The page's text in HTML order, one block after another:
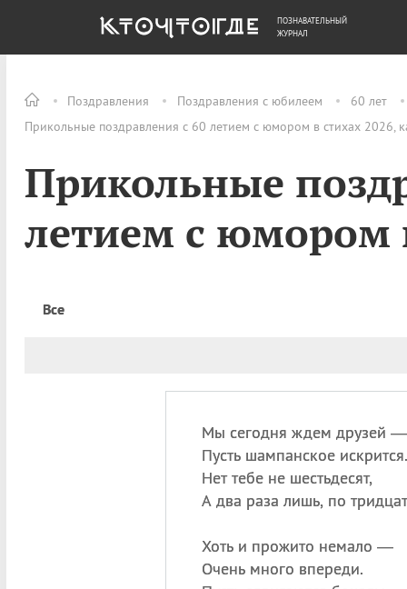
Поздравления Поздравления с юбилеем
60 лет
Прикольные поздравления с 60 летием с юмором в стихах 2026,
Прикольные
летием с юмором
Все
Мы сегодня ждем друзей —
Пусть шампанское искрится.
Нет тебе не шестьдесят,
А два раза лишь, по
Хоть и прожито немало —
Очень много впереди.
ОБЩЕСТВО ДЕНЬГИ
ПОЗНАВАТЕЛЬНЫЙ
ЖУРНАЛ